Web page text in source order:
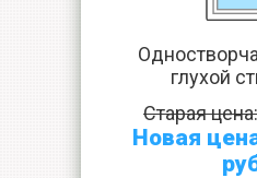
глухой
Старая
Новая